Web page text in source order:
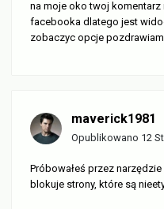
na moje oko twoj
facebooka dlatego jest
zobaczyc opcje pozdrawiam
maverick1981
Opublikowano 12
Próbowałeś przez
blokuje strony, które są